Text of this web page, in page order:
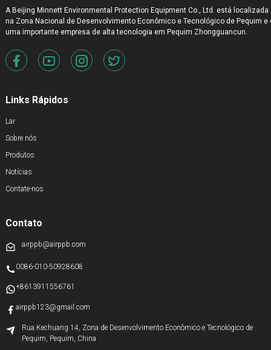
A Beijing Minnett Environmental Protection Equipment Co., Ltd. está localizada
na Zona Nacional de Desenvolvimento Econômico e Tecnológico de Pequim e
uma importante empresa de alta tecnologia em Pequim Zhongguancun.
Links Rápidos
Lar
Sobre nós
Produtos
Notícias
Contate-nos
Contato
airppb@airppb.com
0086-010-50928608
+8613911556761
airppb123@gmail.com
Rua Kechuang 14, Zona de Desenvolvimento Econômico e Tecnológico de
Pequim, Pequim, China